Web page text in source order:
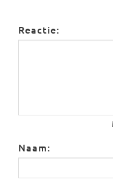
Reactie:
Naam: